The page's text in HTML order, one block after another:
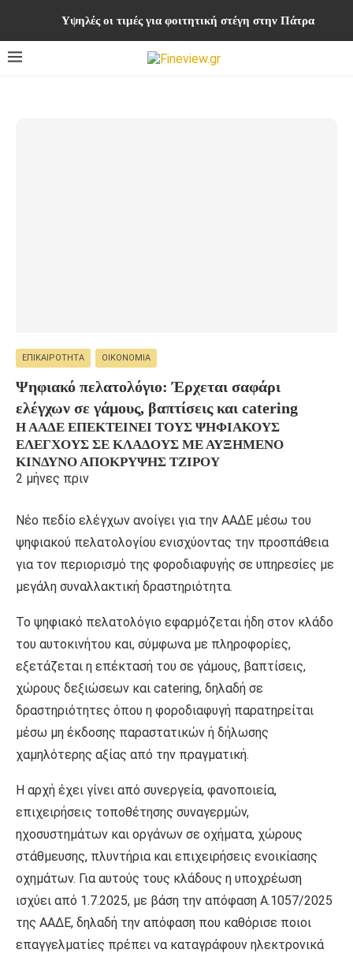
Υψηλές οι τιμές για φοιτητική στέγη στην Πάτρα
ΕΠΙΚΑΙΡΌΤΗΤΑ ΟΙΚΟΝΟΜΊΑ
Ψηφιακό πελατολόγιο: Έρχεται σαφάρι
ελέγχων σε γάμους, βαπτίσεις και catering
Η ΑΑΔΕ ΕΠΕΚΤΕΊΝΕΙ ΤΟΥΣ ΨΗΦΙΑΚΟΎΣ
ΕΛΈΓΧΟΥΣ ΣΕ ΚΛΆΔΟΥΣ ΜΕ ΑΥΞΗΜΈΝΟ
ΚΊΝΔΥΝΟ ΑΠΌΚΡΥΨΗΣ ΤΖΊΡΟΥ
2 μήνες πριν
Νέο πεδίο ελέγχων ανοίγει για την ΑΑΔΕ μέσω του
ψηφιακού πελατολογίου ενισχύοντας την προσπάθεια
για τον περιορισμό της φοροδιαφυγής σε υπηρεσίες με
μεγάλη συναλλακτική δραστηριότητα.
Το ψηφιακό πελατολόγιο εφαρμόζεται ήδη στον κλάδο
του αυτοκινήτου και, σύμφωνα με πληροφορίες,
εξετάζεται η επέκτασή του σε γάμους, βαπτίσεις,
χώρους δεξιώσεων και catering, δηλαδή σε
δραστηριότητες όπου η φοροδιαφυγή παρατηρείται
μέσω μη έκδοσης παραστατικών ή δήλωσης
χαμηλότερης αξίας από την πραγματική.
Η αρχή έχει γίνει από συνεργεία, φανοποιεία,
επιχειρήσεις τοποθέτησης συναγερμών,
ηχοσυστημάτων και οργάνων σε οχήματα, χώρους
στάθμευσης, πλυντήρια και επιχειρήσεις ενοικίασης
οχημάτων. Για αυτούς τους κλάδους η υποχρέωση
ισχύει από 1.7.2025, με βάση την απόφαση Α.1057/2025
της ΑΑΔΕ, δηλαδή την απόφαση που καθόρισε ποιοι
επαγγελματίες πρέπει να καταγράφουν ηλεκτρονικά